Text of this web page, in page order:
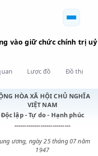
ông vào giữ chức
CỘNG HÒA XÃ HỘI CHỦ
VIỆT NAM
Độc lập - Tự do - Hạnh
----------------------------